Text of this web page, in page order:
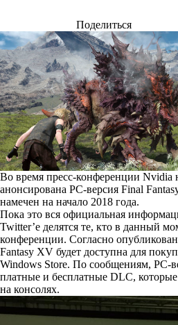
Поделиться
Во время пресс-конференции Nvidia
анонсирована PC-версия Final
намечен на начало 2018 года.
Пока это вся официальная
Twitter’е делятся те, кто в данный
конференции. Согласно
Fantasy XV будет доступна для
Windows Store. По сообщениям, PC-
платные и бесплатные DLC,
на консолях.